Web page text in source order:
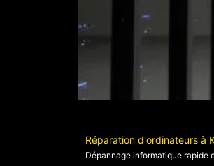
Réparation d'ordinateurs à
Dépannage informatique rapide